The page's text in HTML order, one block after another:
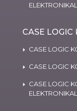
CASE LOGIC
CASE LOGIC
CASE LOGIC
CASE LOGIC